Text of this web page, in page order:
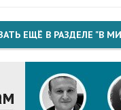
ЕЩЁ В РАЗДЕЛЕ "В